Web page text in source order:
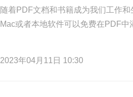
随着PDF文档和书籍成为我们工作
Mac或者本地软件可以免费在PDF中
2023年04月11日 10:30